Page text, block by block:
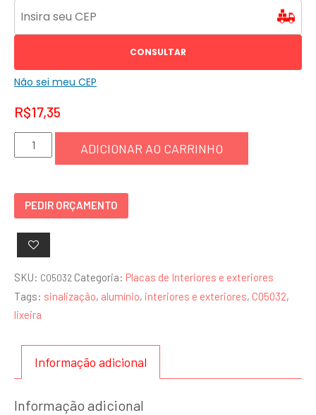
CONSULTAR
Não sei meu CEP
R$17,35
Placa
Lixeira
C05032
ADICIONAR AO CARRINHO
PEDIR ORÇAMENTO
SKU: C05032 Categoria: Placas de Interiores e exteriores
Tags: sinalização, alumínio, interiores e exteriores, C05032,
lixeira
Informação adicional
Informação adicional